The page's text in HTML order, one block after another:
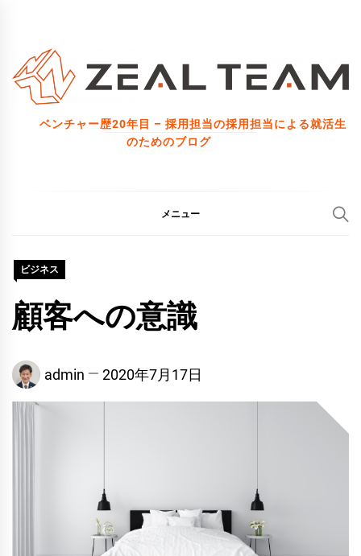
ン
ベンチャー歴20年目 – 採用担当の採用担当による就活生
のためのブログ
メニュー
ビジネス
顧客への意識
admin 2020年7月17日